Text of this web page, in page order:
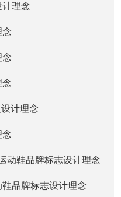
计理念
念
念
念
计理念
念
动鞋品牌标志设计理念
品牌标志设计理念